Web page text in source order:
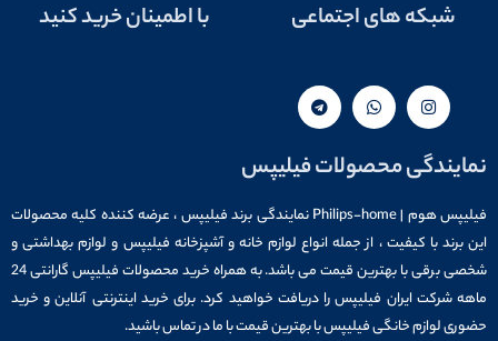
شبکه های اجتماعی با اطمینان خرید کنید
نمایندگی محصولات فیلیپس
فیلیپس هوم | Philips-home نمایندگی برند فیلیپس ، عرضه کننده کلیه محصولات
این برند با کیفیت ، از جمله انواع لوازم خانه و آشپزخانه فیلیپس و لوازم بهداشتی و
شخصی برقی با بهترین قیمت می باشد. به همراه خرید محصولات فیلیپس گارانتی 24
ماهه شرکت ایران فیلیپس را دریافت خواهید کرد. برای خرید اینترنتی آنلاین و خرید
حضوری لوازم خانگی فیلیپس با بهترین قیمت با ما در تماس باشید.